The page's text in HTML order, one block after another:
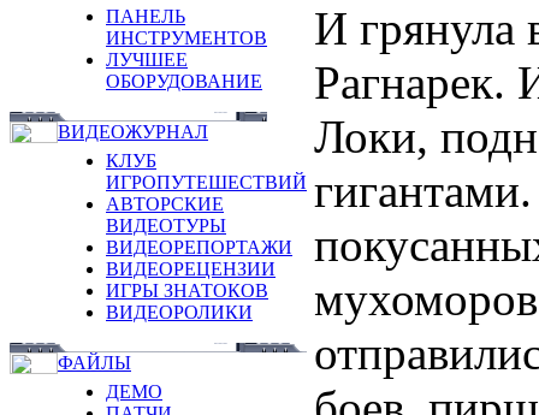
ПАНЕЛЬ
ИНСТРУМЕНТОВ
ЛУЧШЕЕ
ОБОРУДОВАНИЕ
ВИДЕОЖУРНАЛ
КЛУБ
ИГРОПУТЕШЕСТВИЙ
АВТОРСКИЕ
ВИДЕОТУРЫ
ВИДЕОРЕПОРТАЖИ
ВИДЕОРЕЦЕНЗИИ
ИГРЫ ЗНАТОКОВ
ВИДЕОРОЛИКИ
ФАЙЛЫ
ДЕМО
И грянула
Рагнарек.
Локи,